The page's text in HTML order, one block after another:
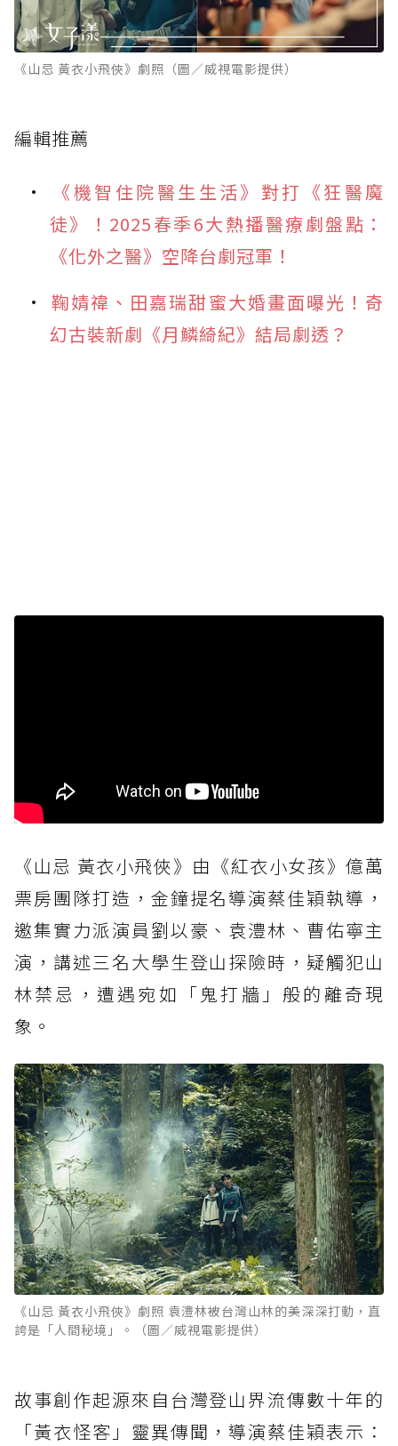
《山忌 黃衣小飛俠》劇照（圖／威視電影提供）
編輯推薦
《機智住院醫生生活》對打《狂醫魔
徒》！2025春季6大熱播醫療劇盤點：
《化外之醫》空降台劇冠軍！
鞠婧禕、田嘉瑞甜蜜大婚畫面曝光！奇
幻古裝新劇《月鱗綺紀》結局劇透？
《山忌 黃衣小飛俠》由《紅衣小女孩》億萬
票房團隊打造，金鐘提名導演蔡佳穎執導，
邀集實力派演員劉以豪、袁澧林、曹佑寧主
演，講述三名大學生登山探險時，疑觸犯山
林禁忌，遭遇宛如「鬼打牆」般的離奇現
象。
《山忌 黃衣小飛俠》劇照 袁澧林被台灣山林的美深深打動，直
誇是「人間秘境」。（圖／威視電影提供）
故事創作起源來自台灣登山界流傳數十年的
「黃衣怪客」靈異傳聞，導演蔡佳穎表示：